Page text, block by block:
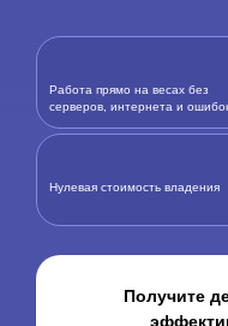
Работа прямо на весах без
серверов, интернета и
Нулевая стоимость владения
Получите